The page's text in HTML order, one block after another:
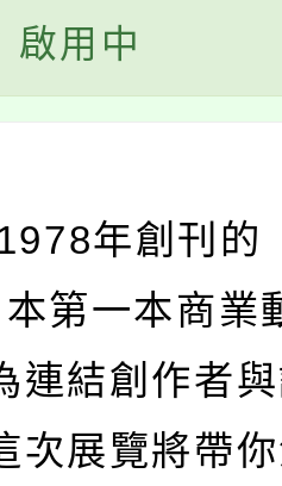
啟用中
年創刊的
第一本商業
連結創作者
次展覽將帶